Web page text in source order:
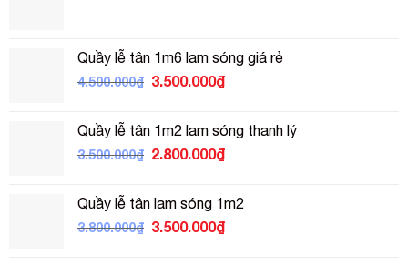
Quầy lễ tân 1m6 lam sóng giá rẻ
4.500.000₫ Giá
4.500.000₫.
3.500.000₫Giá
là:
3.500.000₫.
Quầy lễ tân 1m2 lam sóng thanh lý
3.500.000₫ Giá
3.500.000₫.
2.800.000₫Giá
là:
2.800.000₫.
Quầy lễ tân lam sóng 1m2
3.800.000₫ Giá
3.500.000₫Giá